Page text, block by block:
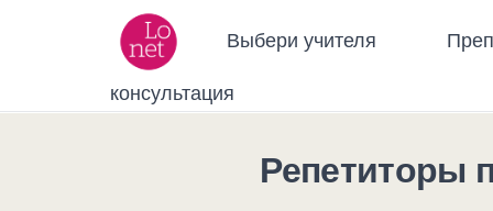
Выбери учителя
консультация
Репетиторы